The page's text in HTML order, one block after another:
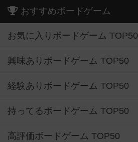
おすすめボードゲーム
お気に入りボードゲーム TOP50
興味ありボードゲーム TOP50
経験ありボードゲーム TOP50
持ってるボードゲーム TOP50
高評価ボードゲーム TOP50